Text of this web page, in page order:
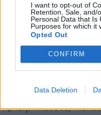
I want to opt-out of
Retention, Sale, and/
Personal Data that Is
Purposes for which it
Opted Out
CONFIRM
Data Deletion
orkaitėje, jei ne, šį
Aptepkite riekeles
pjaustytus kivius ir
sėklomis.
„Kaip matote,